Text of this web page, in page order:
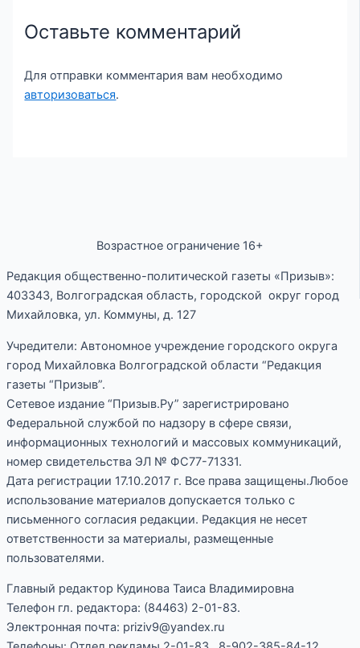
Оставьте комментарий
Для отправки комментария вам необходимо
авторизоваться.
Возрастное ограничение 16+
Редакция общественно-политической газеты «Призыв»:
403343, Волгоградская область, городской округ город
Михайловка, ул. Коммуны, д. 127
Учредители: Автономное учреждение городского округа
город Михайловка Волгоградской области “Редакция
газеты “Призыв”.
Сетевое издание “Призыв.Ру” зарегистрировано
Федеральной службой по надзору в сфере связи,
информационных технологий и массовых коммуникаций,
номер свидетельства ЭЛ № ФС77-71331.
Дата регистрации 17.10.2017 г. Все права защищены.Любое
использование материалов допускается только с
письменного согласия редакции. Редакция не несет
ответственности за материалы, размещенные
пользователями.
Главный редактор Кудинова Таиса Владимировна
Телефон гл. редактора: (84463) 2-01-83.
Электронная почта: priziv9@yandex.ru